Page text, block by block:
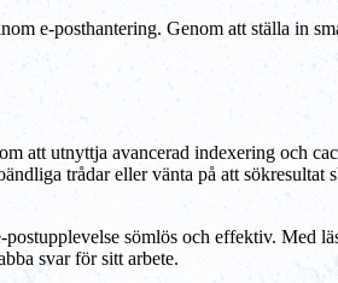
e-posthantering. Genom att ställa in
att utnyttja avancerad indexering och
trådar eller vänta på att
sömlös och effektiv. Med
svar för sitt arbete.